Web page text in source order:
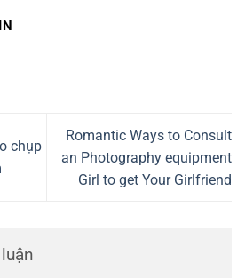
chụp
Romantic Ways to Consult
an Photography equipment
Girl to get Your Girlfriend